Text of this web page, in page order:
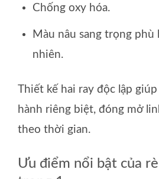
Chống oxy hóa.
Màu nâu sang trọng
nhiên.
Thiết kế hai ray độc lập
hành riêng biệt, đóng mở
theo thời gian.
Ưu điểm nổi bật của